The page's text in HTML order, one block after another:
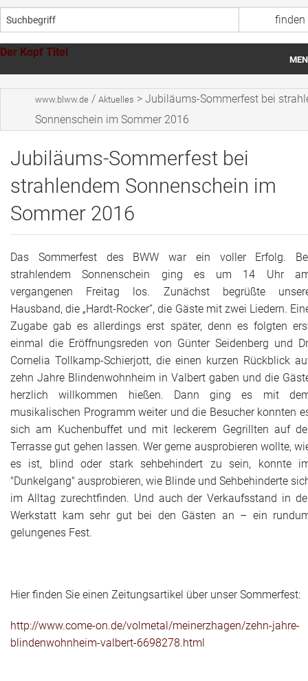
Der Kopf Titel
Startseite
Über uns
Wohnheime
Werkstätten
Aktuelles
Stellenangebote
Ansprechpersonen
www.blww.de / Aktuelles > Jubiläums-Sommerfest bei
Sonnenschein im Sommer 2016
Jubiläums-Sommerfest bei
strahlendem Sonnenschein im
Sommer 2016
Das Sommerfest des BWW war ein voller Erfolg.
strahlendem Sonnenschein ging es um 14 Uhr
vergangenen Freitag los. Zunächst begrüßte
Hausband, die „Hardt-Rocker“, die Gäste mit zwei Liedern.
Zugabe gab es allerdings erst später, denn es folgten
einmal die Eröffnungsreden von Günter Seidenberg und
Cornelia Tollkamp-Schierjott, die einen kurzen Rückblick
zehn Jahre Blindenwohnheim in Valbert gaben und die
herzlich willkommen hießen. Dann ging es mit
musikalischen Programm weiter und die Besucher konnten
sich am Kuchenbuffet und mit leckerem Gegrillten auf
Terrasse gut gehen lassen. Wer gerne ausprobieren wollte,
es ist, blind oder stark sehbehindert zu sein, konnte
"Dunkelgang" ausprobieren, wie Blinde und Sehbehinderte
im Alltag zurechtfinden. Und auch der Verkaufsstand in
Werkstatt kam sehr gut bei den Gästen an – ein
gelungenes Fest.
Hier finden Sie einen Zeitungsartikel über unser Sommerfest:
http://www.come-on.de/volmetal/meinerzhagen/zehn-jahre-
blindenwohnheim-valbert-6698278.html